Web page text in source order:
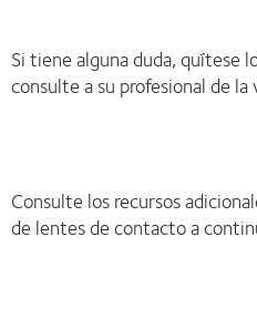
Si tiene alguna duda, quítese
consulte a su profesional de la
Consulte los recursos
de lentes de contacto a